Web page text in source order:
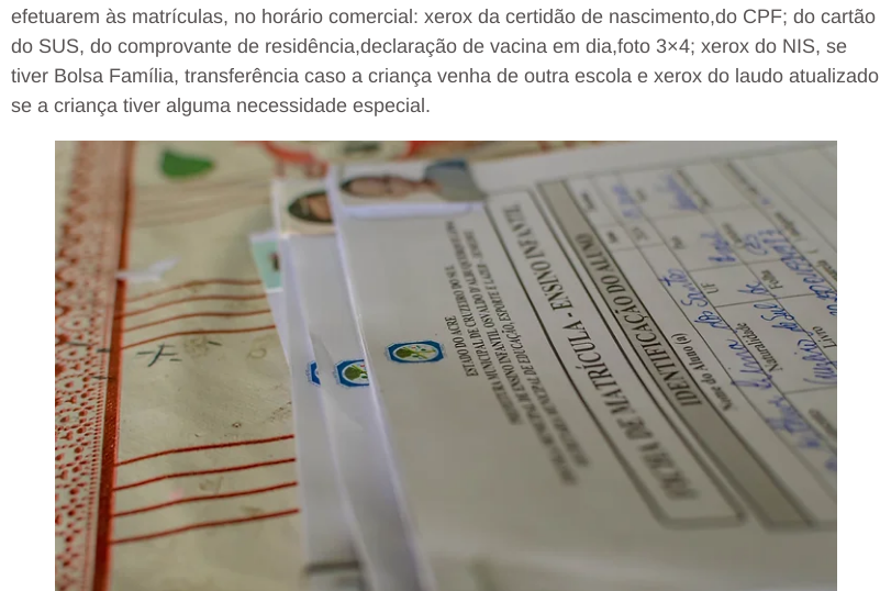
efetuarem às matrículas, no horário comercial: xerox da certidão de nascimento,do CPF; do cartão
do SUS, do comprovante de residência,declaração de vacina em dia,foto 3×4; xerox do NIS, se
tiver Bolsa Família, transferência caso a criança venha de outra escola e xerox do laudo atualizado
se a criança tiver alguma necessidade especial.